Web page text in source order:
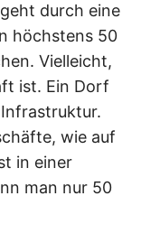
durch eine
höchstens 50
Vielleicht,
ist. Ein Dorf
wie auf
in einer
man nur 50